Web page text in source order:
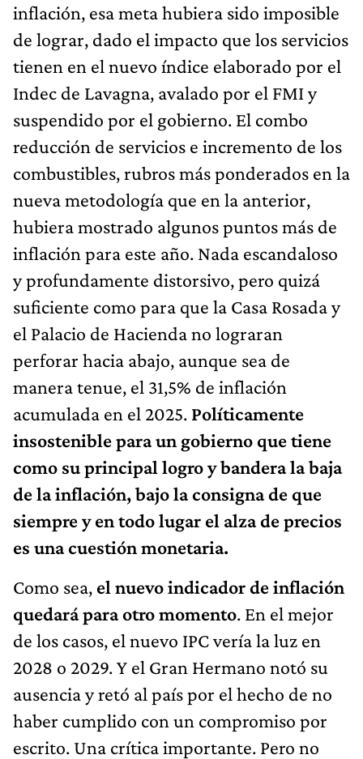
inflación, esa meta hubiera sido imposible
de lograr, dado el impacto que los servicios
tienen en el nuevo índice elaborado por el
Indec de Lavagna, avalado por el FMI y
suspendido por el gobierno. El combo
reducción de servicios e incremento de los
combustibles, rubros más ponderados en la
nueva metodología que en la anterior,
hubiera mostrado algunos puntos más de
inflación para este año. Nada escandaloso
y profundamente distorsivo, pero quizá
suficiente como para que la Casa Rosada y
el Palacio de Hacienda no lograran
perforar hacia abajo, aunque sea de
manera tenue, el 31,5% de inflación
acumulada en el 2025. Políticamente
insostenible para un gobierno que tiene
como su principal logro y bandera la baja
de la inflación, bajo la consigna de que
siempre y en todo lugar el alza de precios
es una cuestión monetaria.
Como sea, el nuevo indicador de inflación
quedará para otro momento. En el mejor
de los casos, el nuevo IPC vería la luz en
2028 o 2029. Y el Gran Hermano notó su
ausencia y retó al país por el hecho de no
haber cumplido con un compromiso por
escrito. Una crítica importante. Pero no